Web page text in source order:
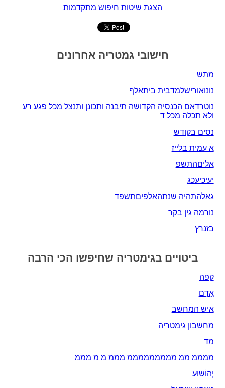
הצגת שיטות חיפוש מתקדמות
חישובי גמטריה אחרונים
מתש
נונואורישלמדבית ביתאלף
נוטרדאם הכנסיה הקדושה תיבנה ותכונן ותנצל מכל פגע רע
ולא תכלה מכל ד
נסים בקודש
א עמית בלייז
אליםהתשפ
יעיכיעכג
גאלהתהיה שנתהאלפיםתשפד
נורמה גין בקר
בזנרץ
ביטויים בגימטריה שחיפשו הכי הרבה
קפה
אָדָם‎
איש המחשב
מחשבון גימטריה
מד
ממממ ממ מממממממממ מממ מ מ מממ
יְהוֹשׁוּעַ